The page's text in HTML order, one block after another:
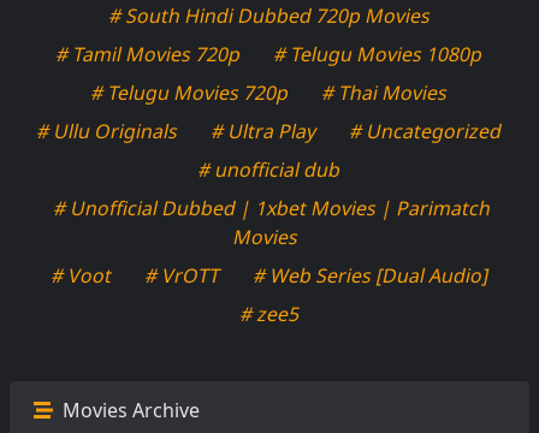
# South Hindi Dubbed 720p Movies
# Tamil Movies 720p
# Telugu Movies 1080p
# Telugu Movies 720p
# Thai Movies
# Ullu Originals
# Ultra Play
# Uncategorized
# unofficial dub
# Unofficial Dubbed | 1xbet Movies | Parimatch
Movies
# Voot
# VrOTT
# Web Series [Dual Audio]
# zee5
Movies Archive